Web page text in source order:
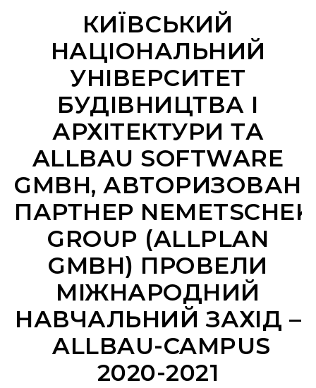
КИЇВСЬКИЙ
НАЦІОНАЛЬНИЙ
УНІВЕРСИТЕТ
БУДІВНИЦТВА І
АРХІТЕКТУРИ ТА
ALLBAU SOFTWARE
GMBH,
ПАРТНЕР NEMETSCHEK
GROUP (ALLPLAN
GMBH) ПРОВЕЛИ
МІЖНАРОДНИЙ
НАВЧАЛЬНИЙ ЗАХІД –
ALLBAU-CAMPUS
2020-2021